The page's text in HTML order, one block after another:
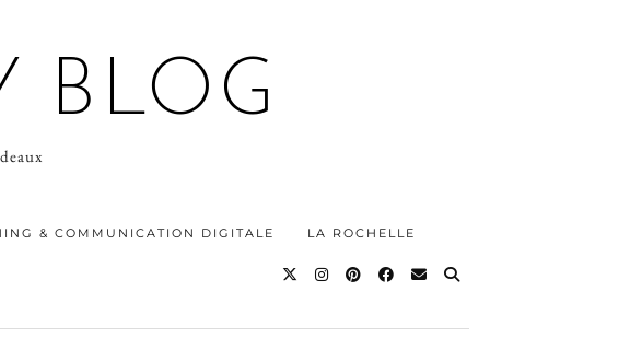
BLOG
& COMMUNICATION DIGITALE LA ROCHELLE